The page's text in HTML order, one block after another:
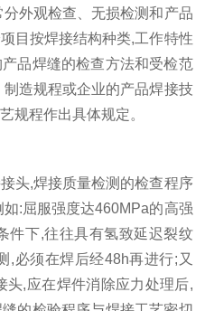
外观检查、无损检测和产品
目按焊接结构种类,工作特性
品焊缝的检查方法和受检范
造规程或企业的产品焊接技
规程作出具体规定。
,焊接质量检测的检查程序
:屈服强度达460MPa的高强
件下,往往具有氢致延迟裂纹
,必须在焊后经48h再进行;又
头,应在焊件消除应力处理后,